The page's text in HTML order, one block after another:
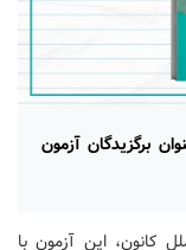
برگزیدگان آزمون
کانون، این آزمون با